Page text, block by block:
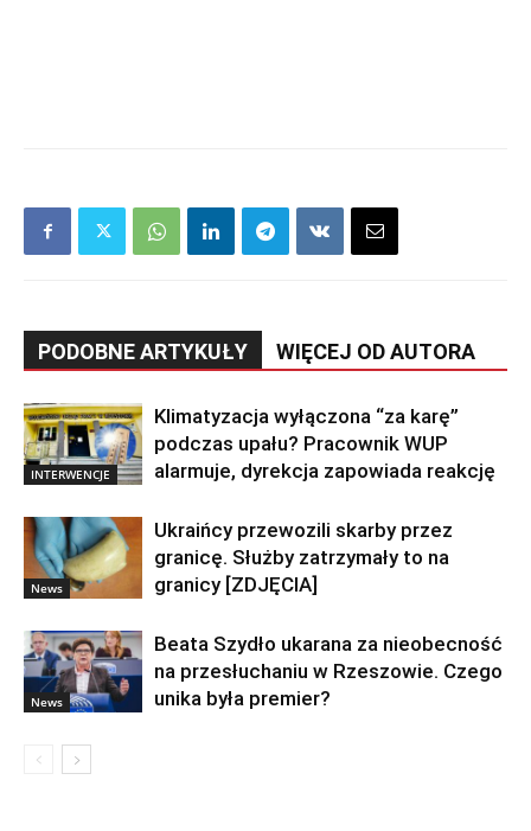
PODOBNE ARTYKUŁY WIĘCEJ OD AUTORA
INTERWENCJE
Klimatyzacja wyłączona “za karę”
podczas upału? Pracownik WUP
alarmuje, dyrekcja zapowiada reakcję
News
Ukraińcy przewozili skarby przez
granicę. Służby zatrzymały to na
granicy [ZDJĘCIA]
News
Beata Szydło ukarana za nieobecność
na przesłuchaniu w Rzeszowie. Czego
unika była premier?